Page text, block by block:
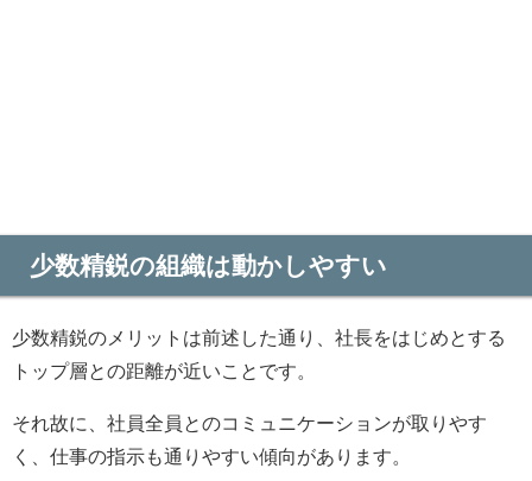
少数精鋭の組織は動かしやすい
少数精鋭のメリットは前述した通り、社長をはじめとする
トップ層との距離が近いことです。
それ故に、社員全員とのコミュニケーションが取りやす
く、仕事の指示も通りやすい傾向があります。